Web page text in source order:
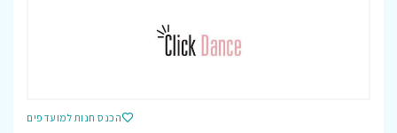
הכנס חנות למועדפים